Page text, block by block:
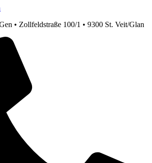
• Zollfeldstraße 100/1 • 9300 St. Veit/Glan